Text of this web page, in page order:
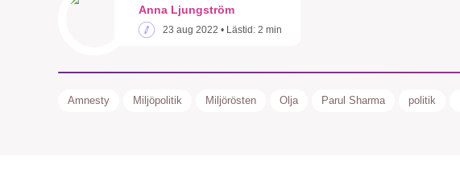
Anna Ljungström
23 aug 2022 • Lästid: 2 min
Amnesty Miljöpolitik Miljörösten Olja Parul Sharma politik